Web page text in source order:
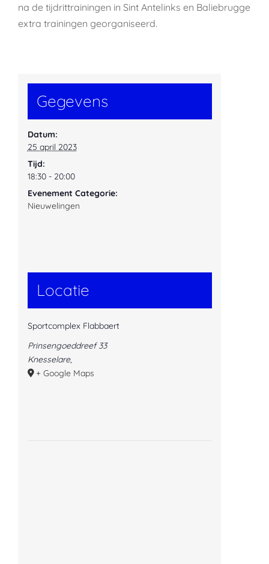
na de tijdrittrainingen in Sint Antelinks en Baliebrugge
extra trainingen georganiseerd.
Gegevens
Datum:
25 april 2023
Tijd:
18:30 - 20:00
Evenement Categorie:
Nieuwelingen
Locatie
Sportcomplex Flabbaert
Prinsengoeddreef 33
Knesselare,
+ Google Maps